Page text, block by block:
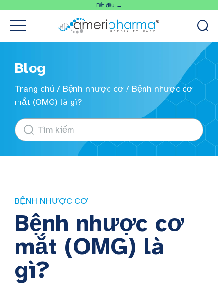
Bắt đầu →
Blog
Trang chủ / Bệnh nhược cơ / Bệnh nhược cơ
mắt (OMG) là gì?
BỆNH NHƯỢC CƠ
Bệnh nhược cơ
mắt (OMG) là
gì?